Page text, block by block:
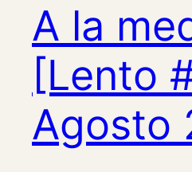
A la
[Lento
Agosto